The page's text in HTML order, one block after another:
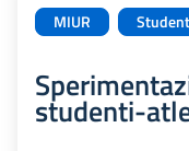
MIUR
studenti-